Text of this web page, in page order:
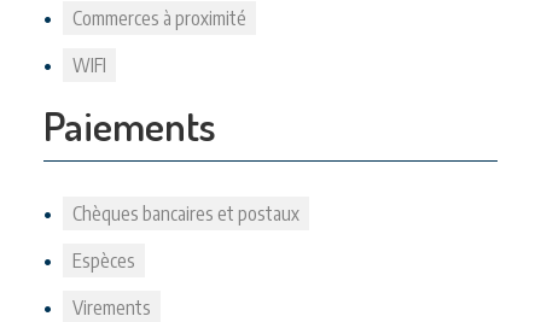
Commerces à proximité
WIFI
Paiements
Chèques bancaires et postaux
Espèces
Virements